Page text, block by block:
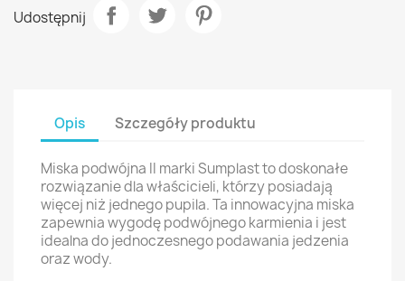
Udostępnij
Opis Szczegóły produktu
Miska podwójna II marki Sumplast to doskonałe
rozwiązanie dla właścicieli, którzy posiadają
więcej niż jednego pupila. Ta innowacyjna miska
zapewnia wygodę podwójnego karmienia i jest
idealna do jednoczesnego podawania jedzenia
oraz wody.